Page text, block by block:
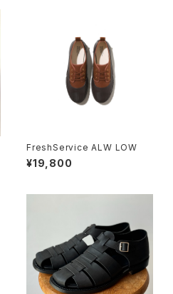
FreshService ALW LOW
¥19,800